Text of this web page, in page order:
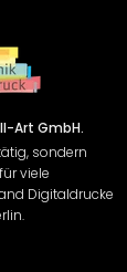
Art GmbH.
sondern
viele
Digitaldrucke